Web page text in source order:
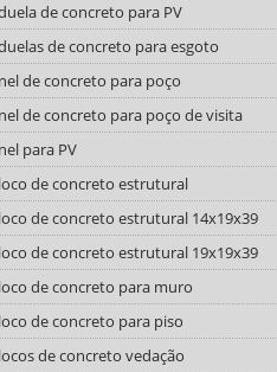
de concreto para PV
de concreto para esgoto
de concreto para poço
de concreto para poço de visita
para PV
de concreto estrutural
de concreto estrutural 14x19x39
de concreto estrutural 19x19x39
de concreto para muro
de concreto para piso
de concreto vedação